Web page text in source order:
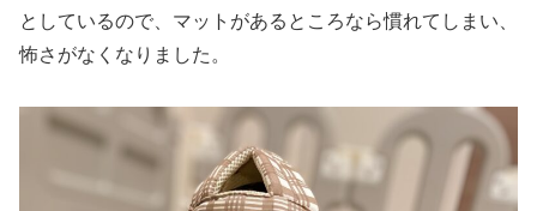
としているので、マットがあるところなら慣れてしまい、
怖さがなくなりました。